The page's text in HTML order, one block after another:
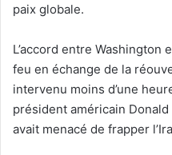
paix globale.
L’accord entre
feu en échange de la
intervenu moins d’une
président américain
avait menacé de frapper